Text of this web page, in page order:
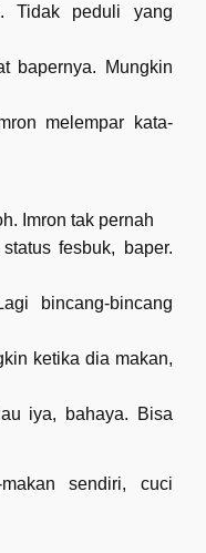
Tidak peduli yang
bapernya. Mungkin
melempar kata-
Imron tak pernah
fesbuk, baper.
bincang-bincang
ketika dia makan,
iya, bahaya. Bisa
makan sendiri, cuci